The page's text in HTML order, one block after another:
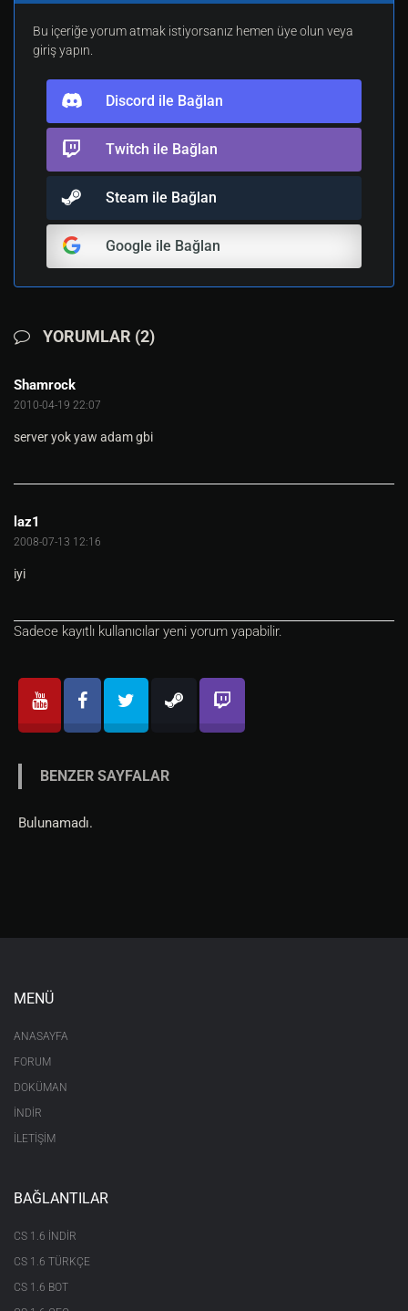
Bu içeriğe yorum atmak istiyorsanız hemen üye olun veya
giriş yapın.
Discord ile Bağlan
Twitch ile Bağlan
Steam ile Bağlan
Google ile Bağlan
YORUMLAR (2)
Shamrock
2010-04-19 22:07
server yok yaw adam gbi
laz1
2008-07-13 12:16
iyi
Sadece kayıtlı kullanıcılar yeni yorum yapabilir.
BENZER SAYFALAR
Bulunamadı.
MENÜ
ANASAYFA
FORUM
DOKÜMAN
İNDİR
İLETİŞİM
BAĞLANTILAR
CS 1.6 INDIR
CS 1.6 TÜRKÇE
CS 1.6 BOT